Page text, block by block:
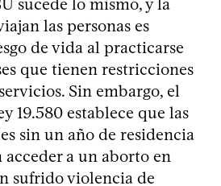
las personas es
de vida al practicarse
que tienen restricciones
Sin embargo, el
19.580 establece que las
sin un año de residencia
a un aborto en
sufrido violencia de